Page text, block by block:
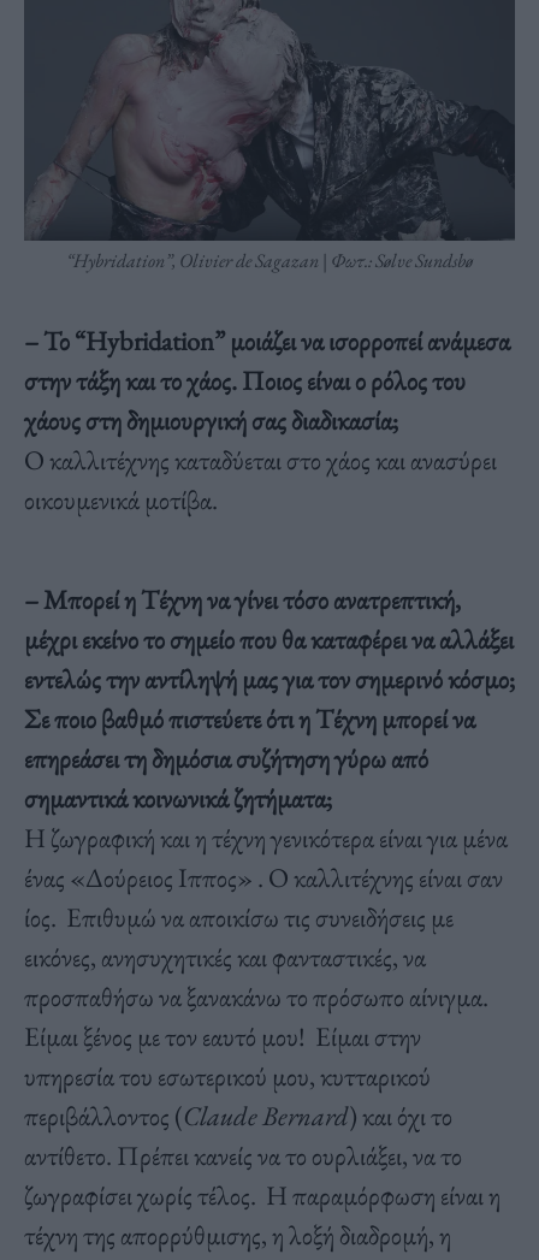
“Hybridation”, Olivier de Sagazan | Φωτ.: Sølve Sundsbø
– Το “Hybridation” μοιάζει να ισορροπεί ανάμεσα
στην τάξη και το χάος. Ποιος είναι ο ρόλος του
χάους στη δημιουργική σας διαδικασία;
Ο καλλιτέχνης καταδύεται στο χάος και ανασύρει
οικουμενικά μοτίβα.
– Μπορεί η Τέχνη να γίνει τόσο ανατρεπτική,
μέχρι εκείνο το σημείο που θα καταφέρει να αλλάξει
εντελώς την αντίληψή μας για τον σημερινό κόσμο;
Σε ποιο βαθμό πιστεύετε ότι η Τέχνη μπορεί να
επηρεάσει τη δημόσια συζήτηση γύρω από
σημαντικά κοινωνικά ζητήματα;
Η ζωγραφική και η τέχνη γενικότερα είναι για μένα
ένας «Δούρειος Ιππος» . Ο καλλιτέχνης είναι σαν
ίος. Επιθυμώ να αποικίσω τις συνειδήσεις με
εικόνες, ανησυχητικές και φανταστικές, να
προσπαθήσω να ξανακάνω το πρόσωπο αίνιγμα.
Είμαι ξένος με τον εαυτό μου! Είμαι στην
υπηρεσία του εσωτερικού μου, κυτταρικού
περιβάλλοντος (Claude Bernard) και όχι το
αντίθετο. Πρέπει κανείς να το ουρλιάξει, να το
ζωγραφίσει χωρίς τέλος. Η παραμόρφωση είναι η
τέχνη της απορρύθμισης, η λοξή διαδρομή, η